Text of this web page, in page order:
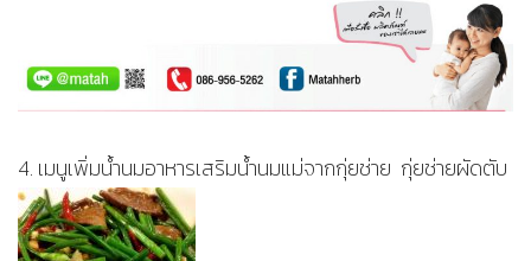
4. เมนูเพิ่มน้ำนมอาหารเสริมน้ำนมแม่จากกุ่ยช่าย กุ่ยช่ายผัดตับ